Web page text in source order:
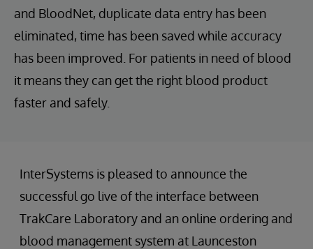
and BloodNet, duplicate data entry has been
eliminated, time has been saved while accuracy
has been improved. For patients in need of blood
it means they can get the right blood product
faster and safely.
InterSystems is pleased to announce the
successful go live of the interface between
TrakCare Laboratory and an online ordering and
blood management system at Launceston